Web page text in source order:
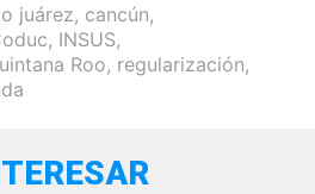
juárez, cancún,
, INSUS,
Roo, regularización,